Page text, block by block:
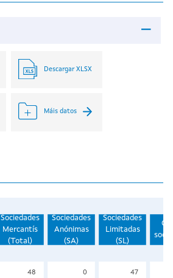
Descargar XLSX
Máis datos
Sociedades
Mercantís
(Total)
Sociedades
Anónimas
(SA)
Sociedades
Limitadas
(SL)
48 0 47